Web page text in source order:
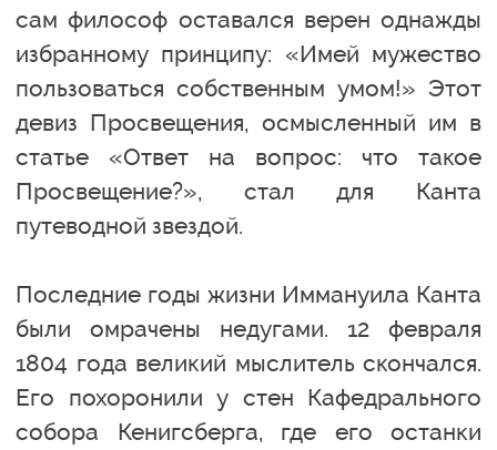
сам философ оставался верен однажды
избранному принципу: «Имей мужество
пользоваться собственным умом!» Этот
девиз Просвещения, осмысленный им в
статье «Ответ на вопрос: что такое
Просвещение?», стал для Канта
путеводной звездой.
Последние годы жизни Иммануила Канта
были омрачены недугами. 12 февраля
1804 года великий мыслитель скончался.
Его похоронили у стен Кафедрального
собора Кенигсберга, где его останки